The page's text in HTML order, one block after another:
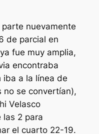
nuevamente
de parcial en
fue muy amplia,
encontraba
iba a la línea de
no se convertían),
Velasco
las 2 para
el cuarto 22-19.